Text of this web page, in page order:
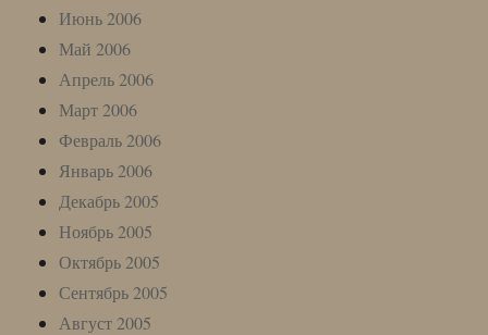
Июнь 2006
Май 2006
Апрель 2006
Март 2006
Февраль 2006
Январь 2006
Декабрь 2005
Ноябрь 2005
Октябрь 2005
Сентябрь 2005
Август 2005